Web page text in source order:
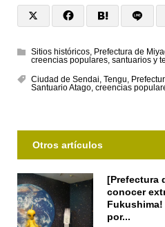
Sitios históricos, Prefectura de
creencias populares, santuarios y
Ciudad de Sendai, Tengu,
Santuario Atago, creencias
Otros artículos
[Prefectura
conocer
por...